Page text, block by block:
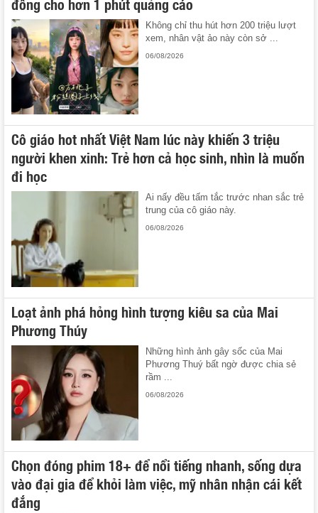
Không chỉ thu hút hơn 200 triệu lượt
xem, nhân vật ảo này còn sở ...
06/08/2026
Cô giáo hot nhất Việt Nam lúc này khiến 3 triệu
người khen xinh: Trẻ hơn cả học sinh, nhìn là muốn
đi học
Ai nấy đều tấm tắc trước nhan sắc trẻ
trung của cô giáo này.
06/08/2026
Loạt ảnh phá hỏng hình tượng kiêu sa của Mai
Phương Thúy
Những hình ảnh gây sốc của Mai
Phương Thuý bất ngờ được chia sẻ
rầm ...
06/08/2026
Chọn đóng phim 18+ để nổi tiếng nhanh, sống dựa
vào đại gia để khỏi làm việc, mỹ nhân nhận cái kết
đắng